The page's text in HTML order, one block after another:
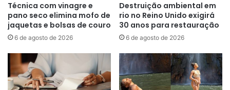
Técnica com vinagre e
pano seco elimina mofo de
jaquetas e bolsas de couro
6 de agosto de 2026
Destruição ambiental em
rio no Reino Unido exigirá
30 anos para restauração
6 de agosto de 2026